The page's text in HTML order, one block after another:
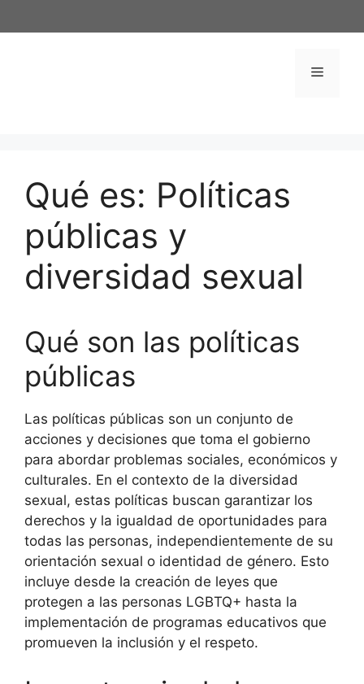
al
Menú
Qué es: Políticas
públicas y
diversidad sexual
Qué son las políticas
públicas
Las políticas públicas son un conjunto de
acciones y decisiones que toma el gobierno
para abordar problemas sociales, económicos y
culturales. En el contexto de la diversidad
sexual, estas políticas buscan garantizar los
derechos y la igualdad de oportunidades para
todas las personas, independientemente de su
orientación sexual o identidad de género. Esto
incluye desde la creación de leyes que
protegen a las personas LGBTQ+ hasta la
implementación de programas educativos que
promueven la inclusión y el respeto.